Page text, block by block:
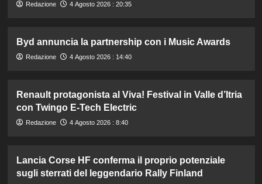
Redazione 4 Agosto 2026 : 20:35
Byd annuncia la partnership con i Music Awards
Redazione 4 Agosto 2026 : 14:40
Renault protagonista al Viva! Festival in Valle d’Itria
con Twingo E-Tech Electric
Redazione 4 Agosto 2026 : 8:40
Lancia Corse HF conferma il proprio potenziale
sugli sterrati del leggendario Rally Finland